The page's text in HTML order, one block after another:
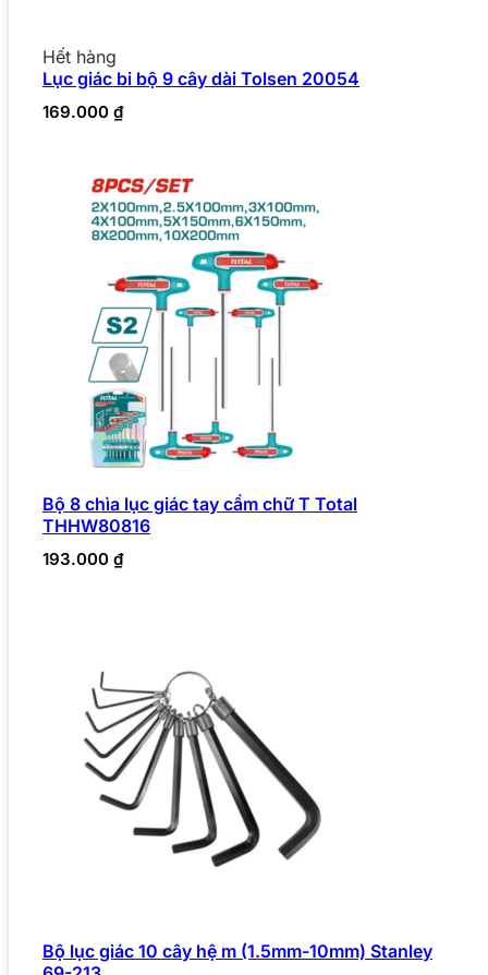
Hết hàng
Lục giác bi bộ 9 cây dài Tolsen 20054
169.000 ₫
Bộ 8 chìa lục giác tay cầm chữ T Total
THHW80816
193.000 ₫
Bộ lục giác 10 cây hệ m (1.5mm-10mm) Stanley